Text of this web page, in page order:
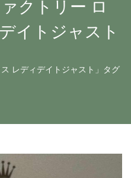
クトリー ロ
イトジャスト
レディデイトジャスト」タグ